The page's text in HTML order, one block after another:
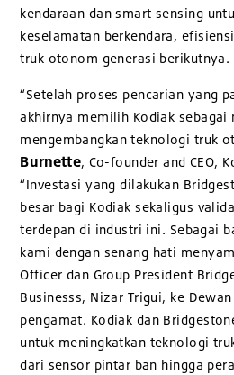
kendaraan dan smart sensing
keselamatan berkendara,
truk otonom generasi berikutnya.
“Setelah proses pencarian yang
akhirnya memilih Kodiak sebagai
mengembangkan teknologi truk
Burnette, Co-founder and CEO,
“Investasi yang dilakukan
besar bagi Kodiak sekaligus
terdepan di industri ini. Sebagai
kami dengan senang hati
Officer dan Group President
Businesss, Nizar Trigui, ke
pengamat. Kodiak dan
untuk meningkatkan teknologi
dari sensor pintar ban hingga